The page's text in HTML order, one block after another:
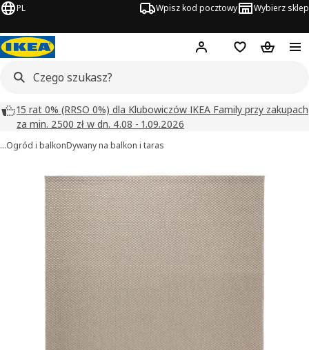
PL Wpisz kod pocztowy Wybierz sklep
Hej! Zaloguj się
Lista zakupowa
Koszyk
15 rat 0% (RRSO 0%) dla Klubowiczów IKEA Family przy zakupach
za min. 2500 zł w dn. 4.08 - 1.09.2026
…Ogród i balkonDywany na balkon i taras
obrazy